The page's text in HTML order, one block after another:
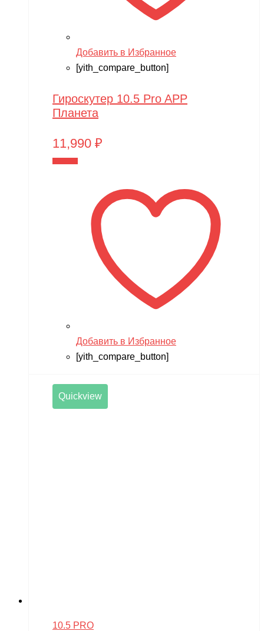
Добавить в Избранное
[yith_compare_button]
Гироскутер 10.5 Pro APP
Планета
11,990 ₽
Добавить в Избранное
[yith_compare_button]
Quickview
10.5 PRO